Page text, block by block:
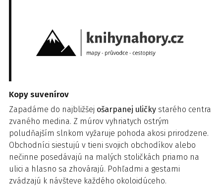
Kopy suvenírov
Zapadáme do najbližšej ošarpanej uličky starého centra
zvaného medina. Z múrov vyhriatych ostrým
poludňajším slnkom vyžaruje pohoda akosi prirodzene.
Obchodníci siestujú v tieni svojich obchodíkov alebo
nečinne posedávajú na malých stoličkách priamo na
ulici a hlasno sa zhovárajú. Pohľadmi a gestami
zvádzajú k návšteve každého okoloidúceho.